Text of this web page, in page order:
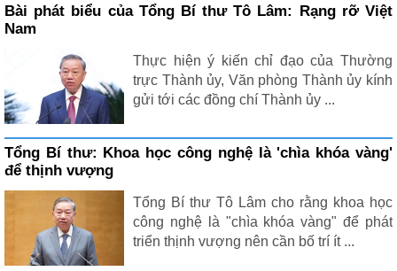
Bài phát biểu của Tổng Bí thư Tô Lâm: Rạng rỡ Việt
Nam
Thực hiện ý kiến chỉ đạo của Thường
trực Thành ủy, Văn phòng Thành ủy kính
gửi tới các đồng chí Thành ủy ...
Tổng Bí thư: Khoa học công nghệ là 'chìa khóa vàng'
để thịnh vượng
Tổng Bí thư Tô Lâm cho rằng khoa học
công nghệ là "chìa khóa vàng" để phát
triển thịnh vượng nên cần bố trí ít ...